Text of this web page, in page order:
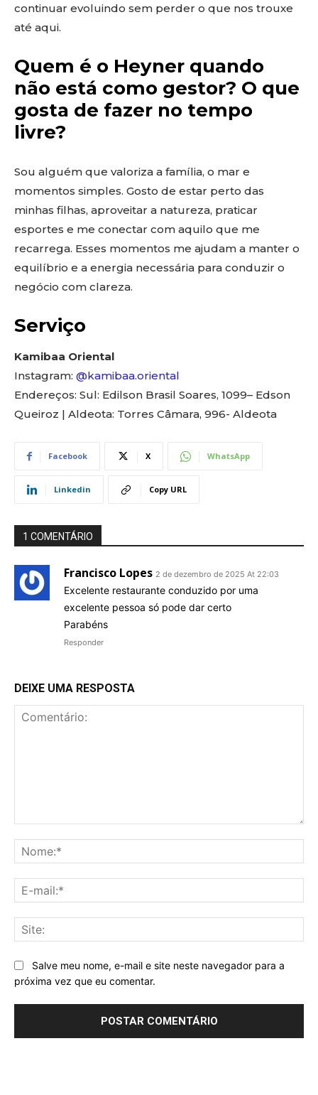
continuar evoluindo sem perder o que nos trouxe
até aqui.
Quem é o Heyner quando
não está como gestor? O que
gosta de fazer no tempo
livre?
Sou alguém que valoriza a família, o mar e
momentos simples. Gosto de estar perto das
minhas filhas, aproveitar a natureza, praticar
esportes e me conectar com aquilo que me
recarrega. Esses momentos me ajudam a manter o
equilíbrio e a energia necessária para conduzir o
negócio com clareza.
Serviço
Kamibaa Oriental
Instagram: @kamibaa.oriental
Endereços: Sul: Edilson Brasil Soares, 1099– Edson
Queiroz | Aldeota: Torres Câmara, 996- Aldeota
Facebook X WhatsApp
Linkedin Copy URL
1 COMENTÁRIO
Francisco Lopes 2 de dezembro de 2025 At 22:03
Excelente restaurante conduzido por uma
excelente pessoa só pode dar certo
Parabéns
Responder
DEIXE UMA RESPOSTA
Salve meu nome, e-mail e site neste navegador para a
próxima vez que eu comentar.